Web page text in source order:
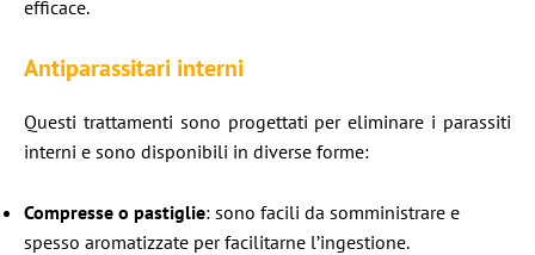
efficace.​
Antiparassitari interni
Questi trattamenti sono progettati per eliminare i parassiti
interni e sono disponibili in diverse forme:​
Compresse o pastiglie: sono facili da somministrare e
spesso aromatizzate per facilitarne l’ingestione.​